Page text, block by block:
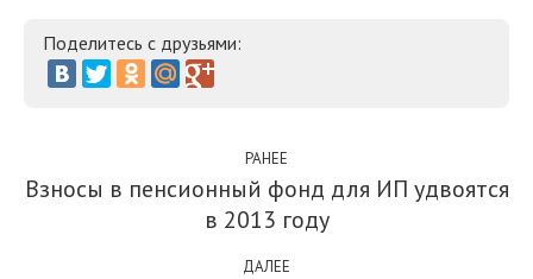
Поделитесь с друзьями:
РАНЕЕ
Взносы в пенсионный фонд для ИП удвоятся
в 2013 году
ДАЛЕЕ